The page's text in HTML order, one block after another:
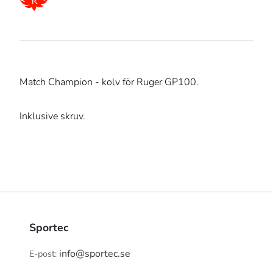
Match Champion - kolv för Ruger GP100.
Inklusive skruv.
Sportec
E-post: info@sportec.se